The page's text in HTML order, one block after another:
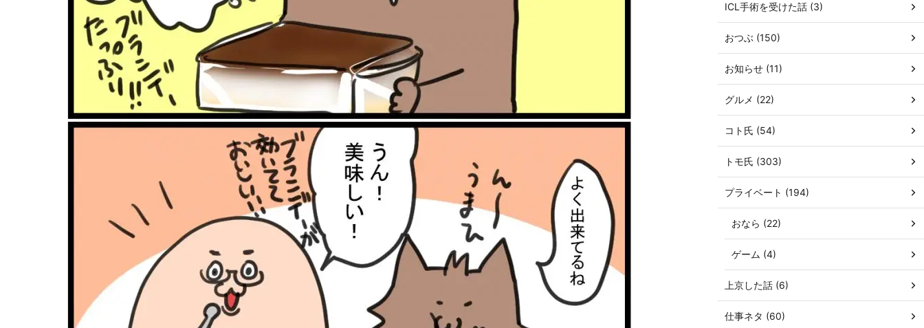
ICL手術を受けた話 (3)
おつぶ (150)
お知らせ (11)
グルメ (22)
コト氏 (54)
トモ氏 (303)
プライベート (194)
おなら (22)
ゲーム (4)
上京した話 (6)
仕事ネタ (60)